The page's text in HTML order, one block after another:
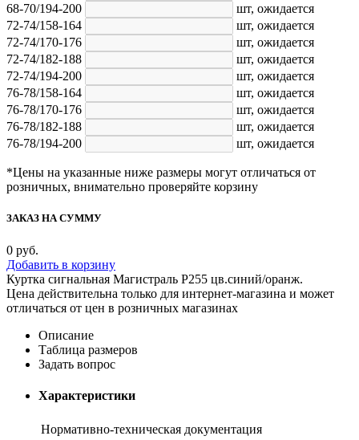
68-70/194-200
шт, ожидается
72-74/158-164
шт, ожидается
72-74/170-176
шт, ожидается
72-74/182-188
шт, ожидается
72-74/194-200
шт, ожидается
76-78/158-164
шт, ожидается
76-78/170-176
шт, ожидается
76-78/182-188
шт, ожидается
76-78/194-200
шт, ожидается
*Цены на указанные ниже размеры могут отличаться от
розничных, внимательно проверяйте корзину
ЗАКАЗ НА СУММУ
0 руб.
Добавить в корзину
Куртка сигнальная Магистраль Р255 цв.синий/оранж.
Цена действительна только для интернет-магазина и может
отличаться от цен в розничных магазинах
Описание
Таблица размеров
Задать вопрос
Характеристики
Нормативно-техническая документация